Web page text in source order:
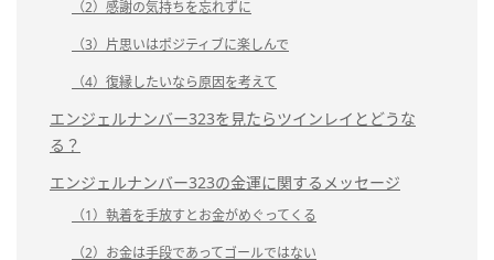
（2）感謝の気持ちを忘れずに
（3）片思いはポジティブに楽しんで
（4）復縁したいなら原因を考えて
エンジェルナンバー323を見たらツインレイとどうな
る？
エンジェルナンバー323の金運に関するメッセージ
（1）執着を手放すとお金がめぐってくる
（2）お金は手段であってゴールではない